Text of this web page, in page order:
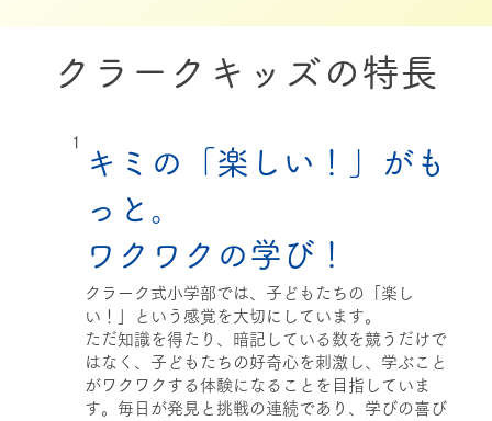
クラークキッズの特長
1
キミの「楽しい！」がも
っと。
ワクワクの学び！
クラーク式小学部では、子どもたちの「楽し
い！」という感覚を大切にしています。
ただ知識を得たり、暗記している数を競うだけで
はなく、子どもたちの好奇心を刺激し、学ぶこと
がワクワクする体験になることを目指していま
す。毎日が発見と挑戦の連続であり、学びの喜び